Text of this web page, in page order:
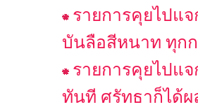
รายการคุยไปแจ
บันลือสีหนาท ทุก
รายการคุยไปแ
ทันที ศรัทธาก็ได้